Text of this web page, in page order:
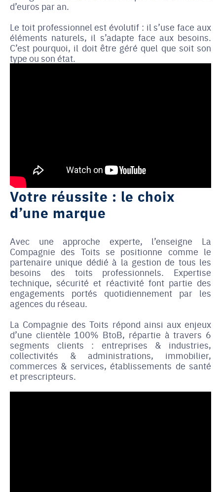
d’euros par an.
Le toit professionnel est évolutif : il s’use face aux
éléments naturels, il s’adapte face aux besoins.
C’est pourquoi, il doit être géré quel que soit son
type ou son état.
Votre réussite : le choix
d’une marque
Avec une approche experte, l’enseigne La
Compagnie des Toits se positionne comme le
partenaire unique dédié à la gestion de tous les
besoins des toits professionnels. Expertise
technique, sécurité et réactivité font partie des
engagements portés quotidiennement par les
agences du réseau.
La Compagnie des Toits répond ainsi aux enjeux
d’une clientèle 100% BtoB, répartie à travers 6
segments clients : entreprises & industries,
collectivités & administrations, immobilier,
commerces & services, établissements de santé
et prescripteurs.